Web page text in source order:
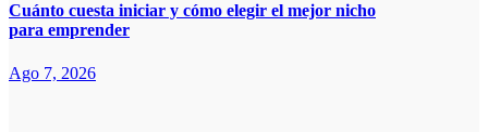
Cuánto cuesta iniciar y cómo elegir el mejor nicho
para emprender
Ago 7, 2026